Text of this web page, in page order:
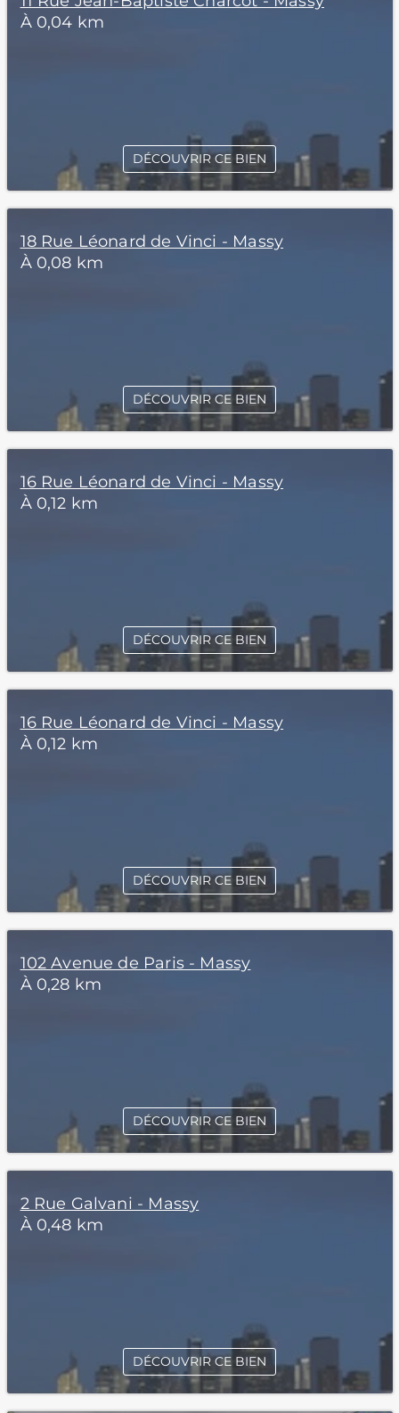
À 0,04 km
DÉCOUVRIR CE BIEN
18 Rue Léonard de Vinci - Massy
À 0,08 km
DÉCOUVRIR CE BIEN
16 Rue Léonard de Vinci - Massy
À 0,12 km
DÉCOUVRIR CE BIEN
16 Rue Léonard de Vinci - Massy
À 0,12 km
DÉCOUVRIR CE BIEN
102 Avenue de Paris - Massy
À 0,28 km
DÉCOUVRIR CE BIEN
2 Rue Galvani - Massy
À 0,48 km
DÉCOUVRIR CE BIEN